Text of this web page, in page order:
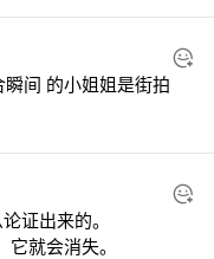
间 的小姐姐是街拍
证出来的。
就会消失。